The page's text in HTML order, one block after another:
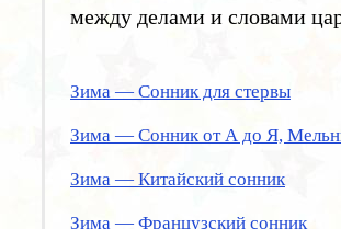
между делами и словами
Зима — Сонник для стервы
Зима — Сонник от А до Я,
Зима — Китайский сонник
Зима — Французский сонник